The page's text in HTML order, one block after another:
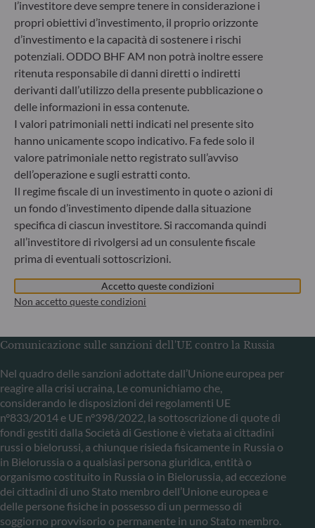
Gallusanlage 8
60329 Frankfurt am Main
Germania
+49 (0) 69 920 50 0
Società di gestione del risparmio autorizzata dal
Bundesanstalt für Finanzdienstleistungsaufsicht (“BaFin”)
Registro delle imprese : HRB 11971 Tribunale distrettuale
di Düsseldorf
ODDO BHF Asset Management LUX
6, rue Gabriel Lippmann
L-5365 Munsbach
Lussemburgo
+352 45 76 76 245
Commission de Surveillance du Secteur Financier (CSSF) –
Registro commerciale: B 29891
Comunicazione sulle sanzioni dell'UE contro la Russia
Nel quadro delle sanzioni adottate dall’Unione europea per
reagire alla crisi ucraina, Le comunichiamo che,
considerando le disposizioni dei regolamenti UE
n°833/2014 e UE n°398/2022, la sottoscrizione di quote di
fondi gestiti dalla Società di Gestione è vietata ai cittadini
russi o bielorussi, a chiunque risieda fisicamente in Russia o
in Bielorussia o a qualsiasi persona giuridica, entità o
organismo costituito in Russia o in Bielorussia, ad eccezione
dei cittadini di uno Stato membro dell’Unione europea e
delle persone fisiche in possesso di un permesso di
soggiorno provvisorio o permanente in uno Stato membro.
l’investitore deve sempre tenere in considerazione i
propri obiettivi d’investimento, il proprio orizzonte
d’investimento e la capacità di sostenere i rischi
potenziali. ODDO BHF AM non potrà inoltre essere
ritenuta responsabile di danni diretti o indiretti
derivanti dall’utilizzo della presente pubblicazione o
delle informazioni in essa contenute.
I valori patrimoniali netti indicati nel presente sito
hanno unicamente scopo indicativo. Fa fede solo il
valore patrimoniale netto registrato sull’avviso
dell’operazione e sugli estratti conto.
Il regime fiscale di un investimento in quote o azioni di
un fondo d’investimento dipende dalla situazione
specifica di ciascun investitore. Si raccomanda quindi
all’investitore di rivolgersi ad un consulente fiscale
prima di eventuali sottoscrizioni.
Accetto queste condizioni
Non accetto queste condizioni